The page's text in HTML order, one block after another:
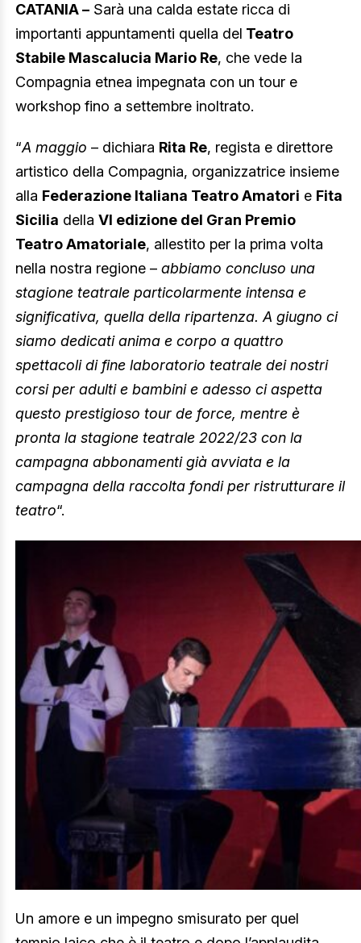
CATANIA – Sarà una calda estate ricca di
importanti appuntamenti quella del Teatro
Stabile Mascalucia Mario Re, che vede la
Compagnia etnea impegnata con un tour e
workshop fino a settembre inoltrato.
“A maggio – dichiara Rita Re, regista e direttore
artistico della Compagnia, organizzatrice insieme
alla Federazione Italiana Teatro Amatori e Fita
Sicilia della VI edizione del Gran Premio
Teatro Amatoriale, allestito per la prima volta
nella nostra regione – abbiamo concluso una
stagione teatrale particolarmente intensa e
significativa, quella della ripartenza. A giugno ci
siamo dedicati anima e corpo a quattro
spettacoli di fine laboratorio teatrale dei nostri
corsi per adulti e bambini e adesso ci aspetta
questo prestigioso tour de force, mentre è
pronta la stagione teatrale 2022/23 con la
campagna abbonamenti già avviata e la
campagna della raccolta fondi per ristrutturare il
teatro“.
Un amore e un impegno smisurato per quel